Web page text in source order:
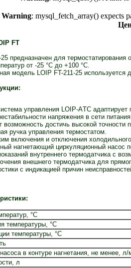
Warning: mysql_fetch_array() expects
FT
предназначен для
от -25 °С до +100 °С.
модель LOIP FT-211-25
управления LOIP-AТC
напряжения в сети
возможность достичь высокой точности
ручка управления термостатом.
включения и отключения
нагнетающий циркуляционный насос
внутреннего термодатчика с
внешнего термодатчика для
с индикацией причин
°С
температуры, °С
температуры, °С
в контуре нагнетания, не менее, л/
л